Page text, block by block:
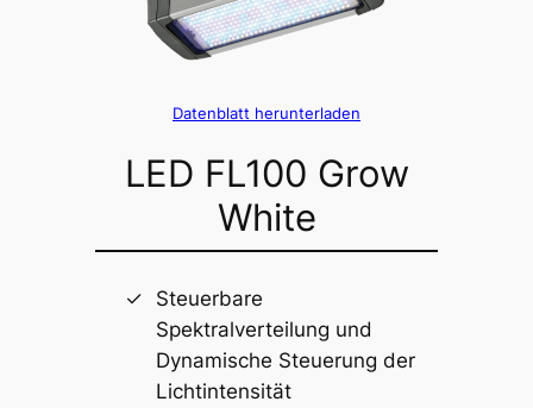
Datenblatt herunterladen
LED FL100 Grow
White
Steuerbare
Spektralverteilung und
Dynamische Steuerung der
Lichtintensität